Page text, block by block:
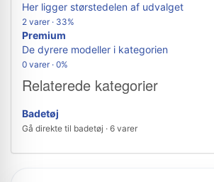
Her ligger størstedelen af udvalget
2 varer · 33%
Premium
De dyrere modeller i kategorien
0 varer · 0%
Relaterede kategorier
Badetøj
Gå direkte til badetøj · 6 varer